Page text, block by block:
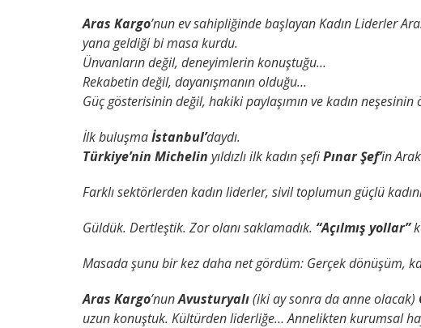
Aras Kargo’nun ev sahipliğinde başlayan Kadın Liderler
yana geldiği bi masa kurdu.
Ünvanların değil, deneyimlerin konuştuğu…
Rekabetin değil, dayanışmanın olduğu…
Güç gösterisinin değil, hakiki paylaşımın ve kadın neşesinin
İlk buluşmaİstanbul’daydı.
Türkiye’nin Michelin yıldızlı ilk kadın şefiPınar Şef’in
Farklı sektörlerden kadın liderler, sivil toplumun güçlü
Güldük. Dertleştik. Zor olanı saklamadık. “Açılmış yollar”
Masada şunu bir kez daha net gördüm: Gerçek dönüşüm,
Aras Kargo’nunAvusturyalı(iki ay sonra da anne olacak)
uzun konuştuk. Kültürden liderliğe…Annelikten kurumsal